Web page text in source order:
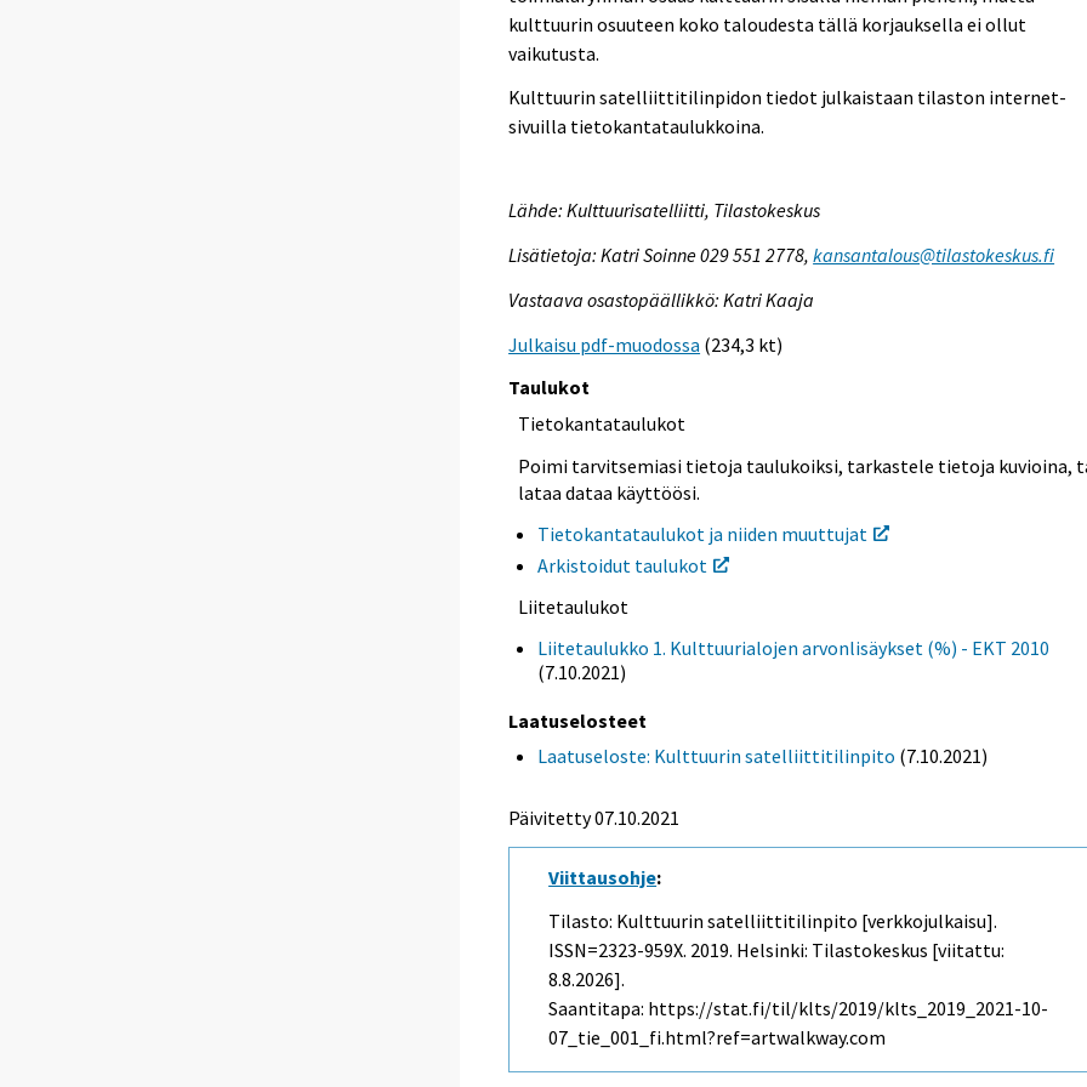
kulttuurin osuuteen koko taloudesta tällä korjauksella ei ollut
vaikutusta.
Kulttuurin satelliittitilinpidon tiedot julkaistaan tilaston internet-
sivuilla tietokantataulukkoina.
Lähde: Kulttuurisatelliitti, Tilastokeskus
Lisätietoja: Katri Soinne 029 551 2778,kansantalous@tilastokeskus.fi
Vastaava osastopäällikkö: Katri Kaaja
Julkaisu pdf-muodossa (234,3 kt)
Taulukot
Tietokantataulukot
Poimi tarvitsemiasi tietoja taulukoiksi, tarkastele tietoja kuvioina,
lataa dataa käyttöösi.
Tietokantataulukot ja niiden muuttujat
Arkistoidut taulukot
Liitetaulukot
Liitetaulukko 1. Kulttuurialojen arvonlisäykset (%) - EKT 2010
(7.10.2021)
Laatuselosteet
Laatuseloste: Kulttuurin satelliittitilinpito (7.10.2021)
Päivitetty 07.10.2021
Viittausohje:
Tilasto: Kulttuurin satelliittitilinpito [verkkojulkaisu].
ISSN=2323-959X. 2019. Helsinki: Tilastokeskus [viitattu:
8.8.2026].
Saantitapa: https://stat.fi/til/klts/2019/klts_2019_2021-10-
07_tie_001_fi.html?ref=artwalkway.com